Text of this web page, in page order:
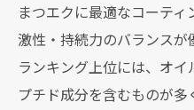
まつエクに最適なコーテ
激性・持続力のバランスが
ランキング上位には、オ
プチド成分を含むものが